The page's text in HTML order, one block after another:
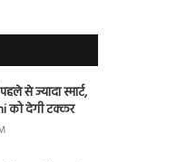
से ज्यादा स्मार्ट,
को देगी टक्कर